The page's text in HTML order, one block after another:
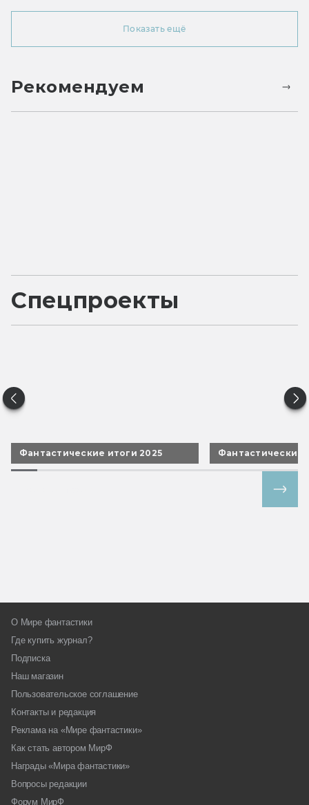
Показать ещё
Рекомендуем
Спецпроекты
Фантастические итоги 2025 Фантастические
О Мире фантастики
Где купить журнал?
Подписка
Наш магазин
Пользовательское соглашение
Контакты и редакция
Реклама на «Мире фантастики»
Как стать автором МирФ
Награды «Мира фантастики»
Вопросы редакции
Форум МирФ